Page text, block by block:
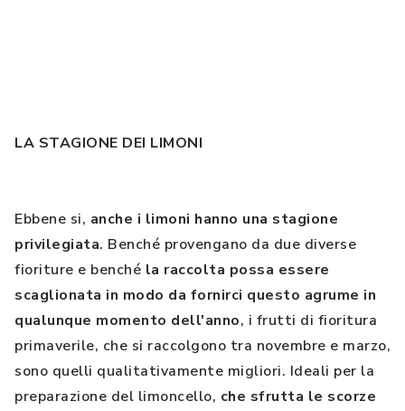
LA STAGIONE DEI LIMONI
Ebbene si, anche i limoni hanno una stagione
privilegiata. Benché provengano da due diverse
fioriture e benché la raccolta possa essere
scaglionata in modo da fornirci questo agrume in
qualunque momento dell'anno, i frutti di fioritura
primaverile, che si raccolgono tra novembre e marzo,
sono quelli qualitativamente migliori. Ideali per la
preparazione del limoncello, che sfrutta le scorze